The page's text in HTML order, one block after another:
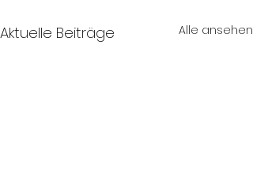
Aktuelle Beiträge Alle ansehen